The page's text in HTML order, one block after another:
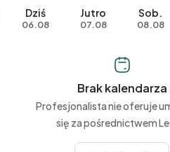
Dziś
06.08
Jutro
07.08
Sob.
08.08
Brak kalendarza
Profesjonalista nie oferuje
się za pośrednictwem